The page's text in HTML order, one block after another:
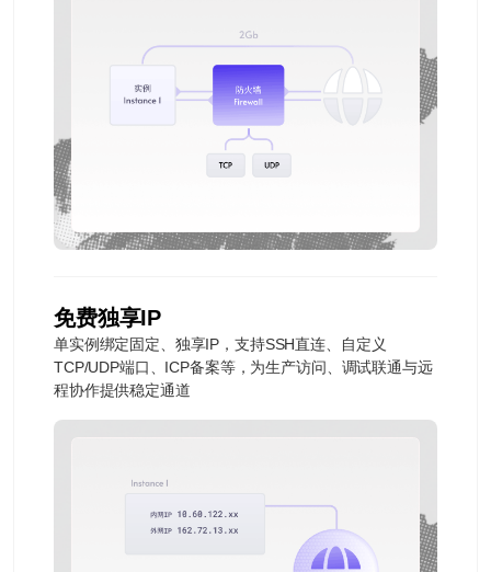
免费独享IP
单实例绑定固定、独享IP，支持SSH直连、自定义
TCP/UDP端口、ICP备案等，为生产访问、调试联通与远
程协作提供稳定通道